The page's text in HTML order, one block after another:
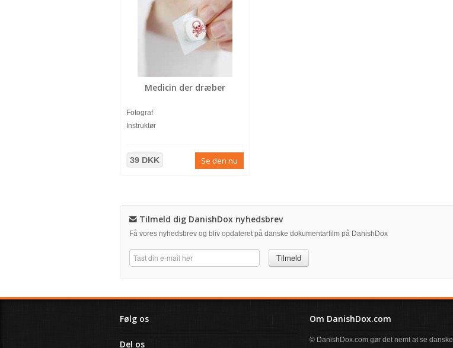
Medicin der dræber
Fotograf
Instruktør
39 DKK Se den nu
Tilmeld dig DanishDox nyhedsbrev
Få vores nyhedsbrev og bliv opdateret på danske dokumentarfilm på DanishDox
Tilmeld
Følg os
Del os
Om DanishDox.com
© DanishDox.com gør det nemt at se danske